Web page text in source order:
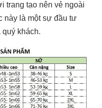
trang tạo nên vẻ ngoài
này là một sự đầu tư
quý khách.